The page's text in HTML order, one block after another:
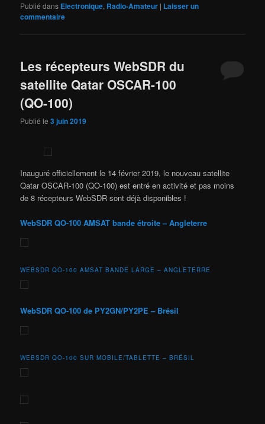
Publié dans Electronique, Radio-Amateur | Laisser un
commentaire
Les récepteurs WebSDR du
satellite Qatar OSCAR-100
(QO-100)
Publié le3 juin 2019
Inauguré officiellement le 14 février 2019, le nouveau satellite
Qatar OSCAR-100 (QO-100) est entré en activité et pas moins
de 8 récepteurs WebSDR sont déjà disponibles !
WebSDR QO-100 AMSAT bande étroite – Angleterre
WEBSDR QO-100 AMSAT BANDE LARGE – ANGLETERRE
WebSDR QO-100 de PY2GN/PY2PE – Brésil
WEBSDR QO-100 SUR MOBILE/TABLETTE – BRÉSIL